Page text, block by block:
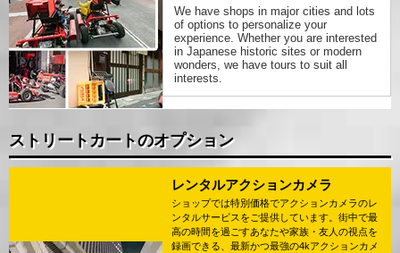
We have shops in major cities and lots
of options to personalize your
experience. Whether you are interested
in Japanese historic sites or modern
wonders, we have tours to suit all
interests.
ストリートカートのオプション
レンタルアクションカメラ
ショップでは特別価格でアクションカメラのレ
ンタルサービスをご提供しています。街中で最
高の時間を過ごすあなたや家族・友人の視点を
録画できる、最新かつ最強の4kアクションカメ